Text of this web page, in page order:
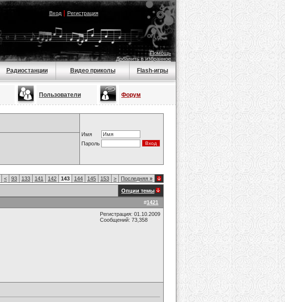
Вход| Регистрация
Помощь
Добавить в избранное
Радиостанции Видео приколы Flash-игры
Пользователи Форум
Имя
Пароль
< 93 133 141 142 143 144 145 153 > Последняя »
Опции темы
#1421
Регистрация: 01.10.2009
Сообщений: 73,358